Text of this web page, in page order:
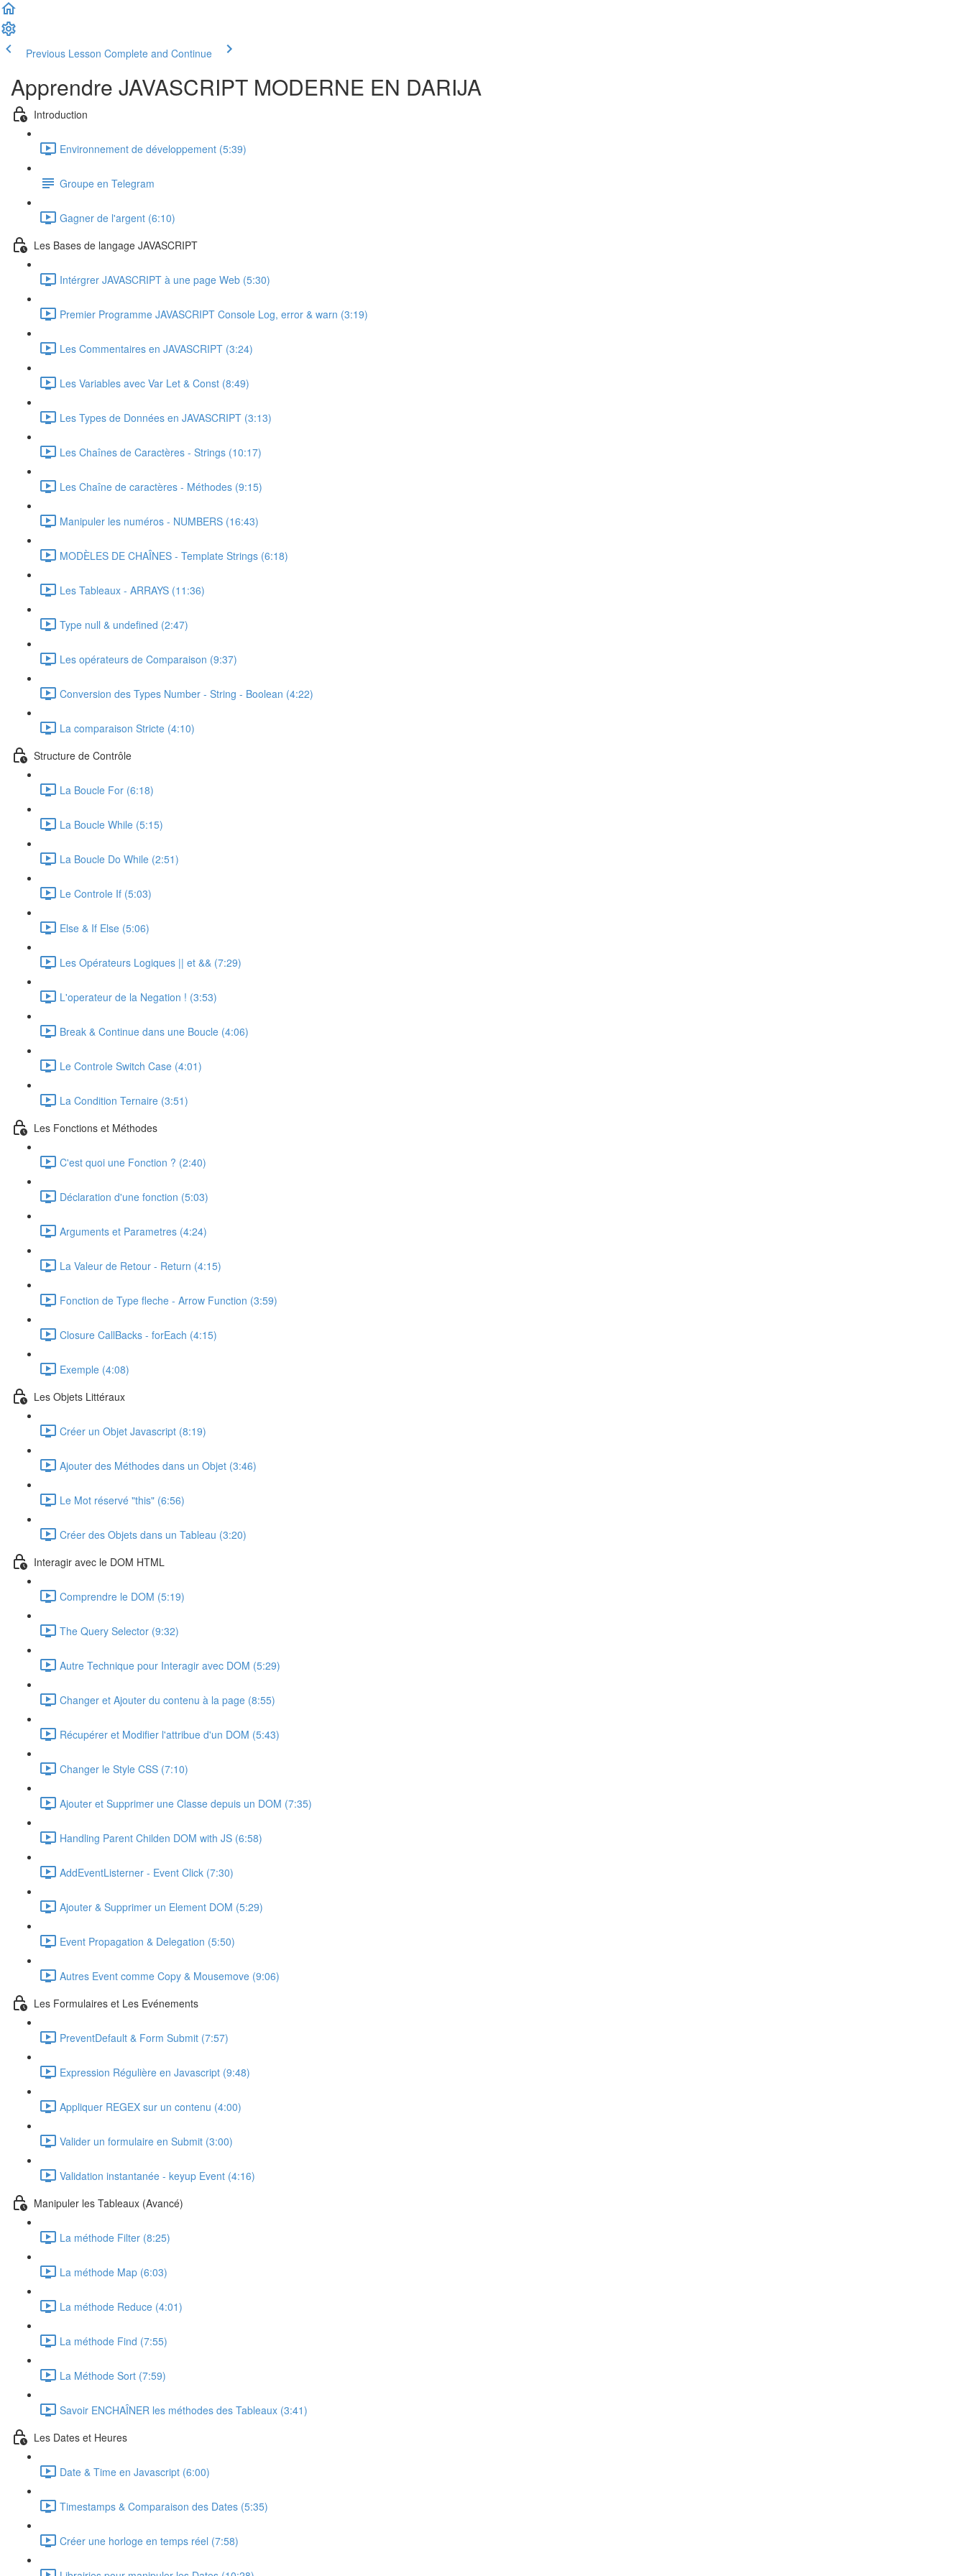
Previous Lesson Complete and Continue
Apprendre JAVASCRIPT MODERNE EN DARIJA
Introduction
Environnement de développement (5:39)
Groupe en Telegram
Gagner de l'argent (6:10)
Les Bases de langage JAVASCRIPT
Intérgrer JAVASCRIPT à une page Web (5:30)
Premier Programme JAVASCRIPT Console Log, error & warn (3:19)
Les Commentaires en JAVASCRIPT (3:24)
Les Variables avec Var Let & Const (8:49)
Les Types de Données en JAVASCRIPT (3:13)
Les Chaînes de Caractères - Strings (10:17)
Les Chaîne de caractères - Méthodes (9:15)
Manipuler les numéros - NUMBERS (16:43)
MODÈLES DE CHAÎNES - Template Strings (6:18)
Les Tableaux - ARRAYS (11:36)
Type null & undefined (2:47)
Les opérateurs de Comparaison (9:37)
Conversion des Types Number - String - Boolean (4:22)
La comparaison Stricte (4:10)
Structure de Contrôle
La Boucle For (6:18)
La Boucle While (5:15)
La Boucle Do While (2:51)
Le Controle If (5:03)
Else & If Else (5:06)
Les Opérateurs Logiques || et && (7:29)
L'operateur de la Negation ! (3:53)
Break & Continue dans une Boucle (4:06)
Le Controle Switch Case (4:01)
La Condition Ternaire (3:51)
Les Fonctions et Méthodes
C'est quoi une Fonction ? (2:40)
Déclaration d'une fonction (5:03)
Arguments et Parametres (4:24)
La Valeur de Retour - Return (4:15)
Fonction de Type fleche - Arrow Function (3:59)
Closure CallBacks - forEach (4:15)
Exemple (4:08)
Les Objets Littéraux
Créer un Objet Javascript (8:19)
Ajouter des Méthodes dans un Objet (3:46)
Le Mot réservé "this" (6:56)
Créer des Objets dans un Tableau (3:20)
Interagir avec le DOM HTML
Comprendre le DOM (5:19)
The Query Selector (9:32)
Autre Technique pour Interagir avec DOM (5:29)
Changer et Ajouter du contenu à la page (8:55)
Récupérer et Modifier l'attribue d'un DOM (5:43)
Changer le Style CSS (7:10)
Ajouter et Supprimer une Classe depuis un DOM (7:35)
Handling Parent Childen DOM with JS (6:58)
AddEventListerner - Event Click (7:30)
Ajouter & Supprimer un Element DOM (5:29)
Event Propagation & Delegation (5:50)
Autres Event comme Copy & Mousemove (9:06)
Les Formulaires et Les Evénements
PreventDefault & Form Submit (7:57)
Expression Régulière en Javascript (9:48)
Appliquer REGEX sur un contenu (4:00)
Valider un formulaire en Submit (3:00)
Validation instantanée - keyup Event (4:16)
Manipuler les Tableaux (Avancé)
La méthode Filter (8:25)
La méthode Map (6:03)
La méthode Reduce (4:01)
La méthode Find (7:55)
La Méthode Sort (7:59)
Savoir ENCHAÎNER les méthodes des Tableaux (3:41)
Les Dates et Heures
Date & Time en Javascript (6:00)
Timestamps & Comparaison des Dates (5:35)
Créer une horloge en temps réel (7:58)